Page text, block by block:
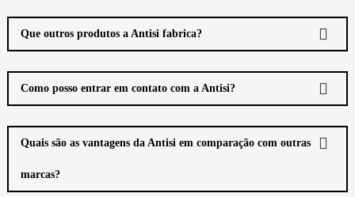
Que outros produtos a Antisi fabrica?
Como posso entrar em contato com a Antisi?
Quais são as vantagens da Antisi em comparação com outras
marcas?